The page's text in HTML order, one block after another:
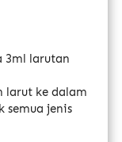
3ml larutan
larut ke dalam
semua jenis